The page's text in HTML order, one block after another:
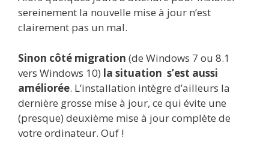
sereinement la nouvelle mise à jour n’est
clairement pas un mal.
Sinon côté migration (de Windows 7 ou 8.1
vers Windows 10) la situation s’est aussi
améliorée. L’installation intègre d’ailleurs la
dernière grosse mise à jour, ce qui évite une
(presque) deuxième mise à jour complète de
votre ordinateur. Ouf !